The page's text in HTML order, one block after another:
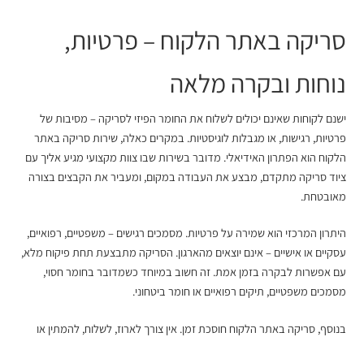
סריקה באתר הלקוח – פרטיות,
נוחות ובקרה מלאה
ישנם לקוחות שאינם יכולים לשלוח את החומר הפיזי לסריקה – מסיבות של
פרטיות, רגישות, או מגבלות לוגיסטיות. במקרים כאלה, שירות סריקה באתר
הלקוח הוא הפתרון האידיאלי. מדובר בשירות שבו צוות מקצועי מגיע אליך עם
ציוד סריקה מתקדם, מבצע את העבודה במקום, ומעביר את הקבצים בצורה
מאובטחת.
היתרון המרכזי הוא שמירה על פרטיות. מסמכים רגישים – משפטיים, רפואיים,
עסקיים או אישיים – אינם יוצאים מהארגון. הסריקה מתבצעת תחת פיקוח מלא,
עם אפשרות לבקרה בזמן אמת. זה חשוב במיוחד כשמדובר בחומר חסוי,
מסמכים משפטיים, תיקים רפואיים או חומר ביטחוני.
בנוסף, סריקה באתר הלקוח חוסכת זמן. אין צורך לארוז, לשלוח, להמתין או